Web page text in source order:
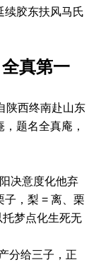
续胶东扶风马氏
真第一
西终南赴山东
题名全真庵，
决意度化他弃
子，梨 = 离、栗
梦点化生死无
分给三子，正